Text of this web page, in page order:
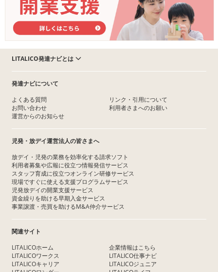
LITALICO発達ナビとは
発達ナビについて
よくある質問
お問い合わせ
運営からのお知らせ
リンク・引用について
利用者さまへのお願い
児発・放デイ運営法人の皆さまへ
放デイ・児発の業務を効率化する請求ソフト
利用者募集や広報に役立つ情報発信サービス
スタッフ育成に役立つオンライン研修サービス
現場ですぐに使える支援プログラムサービス
児発放デイの開業支援サービス
資金繰りを助ける早期入金サービス
事業譲渡・売買を助けるM&A仲介サービス
関連サイト
LITALICOホーム
LITALICOワークス
LITALICOキャリア
企業情報はこちら
LITALICO仕事ナビ
LITALICOジュニア